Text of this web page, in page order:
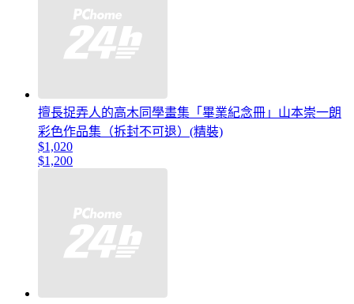
擅長捉弄人的高木同學畫集「畢業紀念冊」山本崇一朗
彩色作品集（拆封不可退）(精裝)
$1,020
$1,200